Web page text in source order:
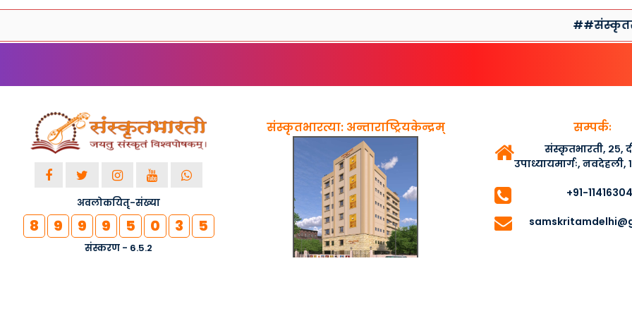
अवलोकयितृ-संख्या
8 9 9 9 5 0 3 5
संस्करण - 6.5.2
संस्कृतभारत्या: अन्ताराष्ट्रियकेन्द्रम् सम्पर्कः
संस्कृतभारती, २५,
उपाध्यायमार्गः, नवदेहली,
+91-